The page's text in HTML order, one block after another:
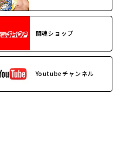
闘魂ショップ
Youtubeチャンネル